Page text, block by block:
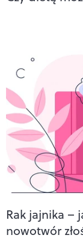
Rak jajnika –
nowotwór